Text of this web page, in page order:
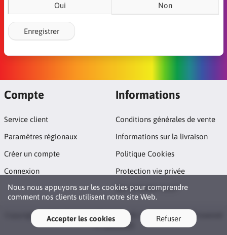
Oui Non
Enregistrer
Nous nous appuyons sur les cookies pour comprendre
comment nos clients utilisent notre site Web.
Accepter les cookies Refuser
Compte
Service client
Paramètres régionaux
Créer un compte
Connexion
Informations
Conditions générales de vente
Informations sur la livraison
Politique Cookies
Protection vie privée
Qui sommes nous?
Copyright © 2026 Boutique Theogay. All rights reserved · Powered
LiteCart®